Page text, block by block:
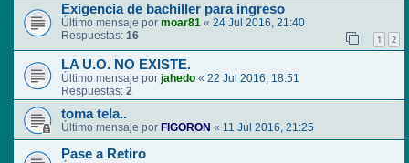
Exigencia de bachiller para ingreso
Último mensaje por moar81 « 24 Jul 2016, 21:40
Respuestas: 16 1 2
LA U.O. NO EXISTE.
Último mensaje por jahedo « 22 Jul 2016, 18:51
Respuestas: 2
toma tela..
Último mensaje por FIGORON « 11 Jul 2016, 21:25
Pase a Retiro